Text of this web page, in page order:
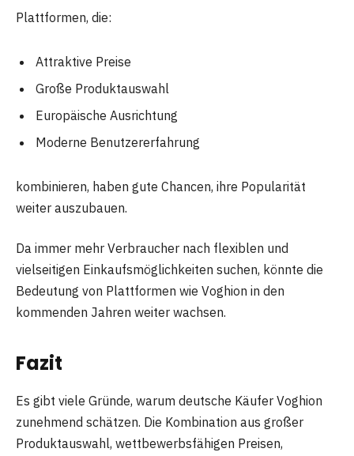
Plattformen, die:
Attraktive Preise
Große Produktauswahl
Europäische Ausrichtung
Moderne Benutzererfahrung
kombinieren, haben gute Chancen, ihre Popularität
weiter auszubauen.
Da immer mehr Verbraucher nach flexiblen und
vielseitigen Einkaufsmöglichkeiten suchen, könnte die
Bedeutung von Plattformen wie Voghion in den
kommenden Jahren weiter wachsen.
Fazit
Es gibt viele Gründe, warum deutsche Käufer Voghion
zunehmend schätzen. Die Kombination aus großer
Produktauswahl, wettbewerbsfähigen Preisen,